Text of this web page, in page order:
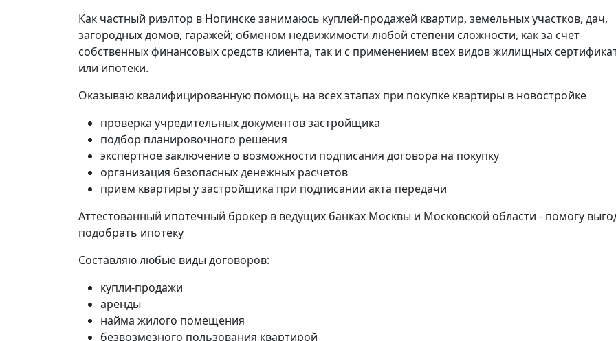
Как частный риэлтор в Ногинске занимаюсь куплей-продажей квартир, земельных участков, дач,
загородных домов, гаражей; обменом недвижимости любой степени сложности, как за счет
собственных финансовых средств клиента, так и с применением всех видов жилищных
или ипотеки.
Оказываю квалифицированную помощь на всех этапах при покупке квартиры в новостройке
проверка учредительных документов застройщика
подбор планировочного решения
экспертное заключение о возможности подписания договора на покупку
организация безопасных денежных расчетов
прием квартиры у застройщика при подписании акта передачи
Аттестованный ипотечный брокер в ведущих банках Москвы и Московской области - помогу
подобрать ипотеку
Составляю любые виды договоров:
купли-продажи
аренды
найма жилого помещения
безвозмезного пользования квартирой